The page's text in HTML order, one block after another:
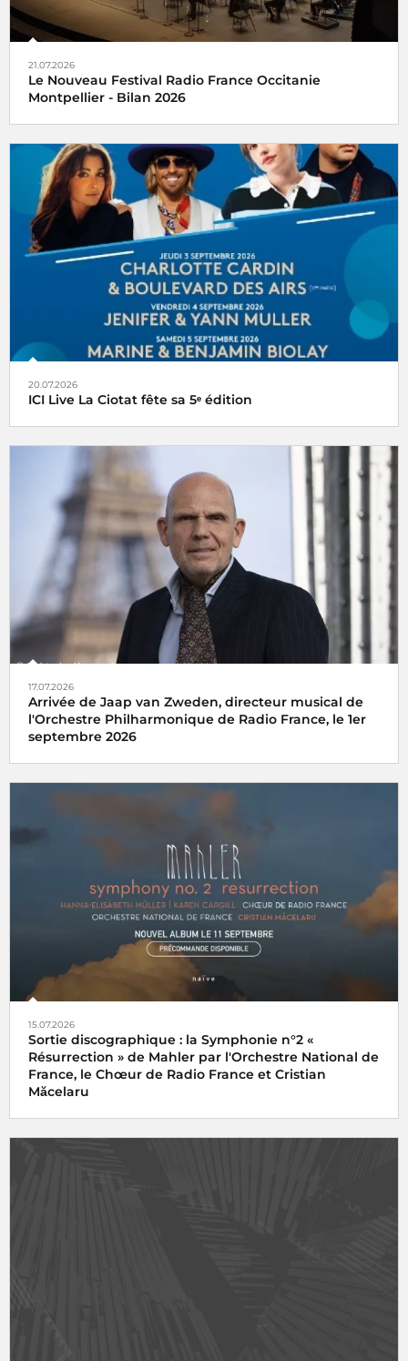
21.07.2026
Le Nouveau Festival Radio France Occitanie
Montpellier - Bilan 2026
20.07.2026
ICI Live La Ciotat fête sa 5ᵉ édition
17.07.2026
Arrivée de Jaap van Zweden, directeur musical de
l'Orchestre Philharmonique de Radio France, le 1er
septembre 2026
15.07.2026
Sortie discographique : la Symphonie n°2 «
Résurrection » de Mahler par l'Orchestre National de
France, le Chœur de Radio France et Cristian
Măcelaru